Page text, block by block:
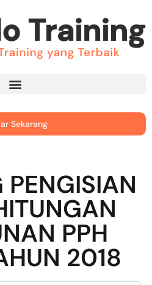
Sekarang
PPH
2018